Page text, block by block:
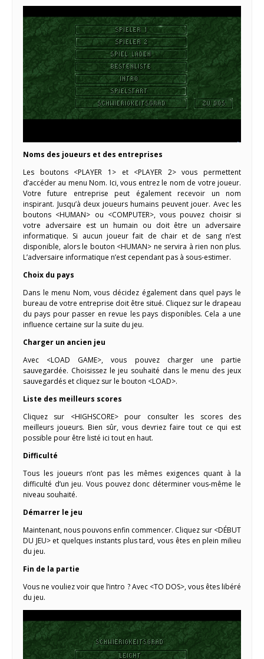
Noms des joueurs et des entreprises
Les boutons <PLAYER 1> et <PLAYER 2> vous permettent
d’accéder au menu Nom. Ici, vous entrez le nom de votre joueur.
Votre future entreprise peut également recevoir un nom
inspirant. Jusqu’à deux joueurs humains peuvent jouer. Avec les
boutons <HUMAN> ou <COMPUTER>, vous pouvez choisir si
votre adversaire est un humain ou doit être un adversaire
informatique. Si aucun joueur fait de chair et de sang n’est
disponible, alors le bouton <HUMAN> ne servira à rien non plus.
L’adversaire informatique n’est cependant pas à sous-estimer.
Choix du pays
Dans le menu Nom, vous décidez également dans quel pays le
bureau de votre entreprise doit être situé. Cliquez sur le drapeau
du pays pour passer en revue les pays disponibles. Cela a une
influence certaine sur la suite du jeu.
Charger un ancien jeu
Avec <LOAD GAME>, vous pouvez charger une partie
sauvegardée. Choisissez le jeu souhaité dans le menu des jeux
sauvegardés et cliquez sur le bouton <LOAD>.
Liste des meilleurs scores
Cliquez sur <HIGHSCORE> pour consulter les scores des
meilleurs joueurs. Bien sûr, vous devriez faire tout ce qui est
possible pour être listé ici tout en haut.
Difficulté
Tous les joueurs n’ont pas les mêmes exigences quant à la
difficulté d’un jeu. Vous pouvez donc déterminer vous-même le
niveau souhaité.
Démarrer le jeu
Maintenant, nous pouvons enfin commencer. Cliquez sur <DÉBUT
DU JEU> et quelques instants plus tard, vous êtes en plein milieu
du jeu.
Fin de la partie
Vous ne vouliez voir que l’intro ? Avec <TO DOS>, vous êtes libéré
du jeu.